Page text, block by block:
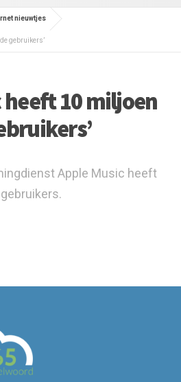
nieuwtjes
gebruikers’
heeft 10 miljoen
Apple Music heeft